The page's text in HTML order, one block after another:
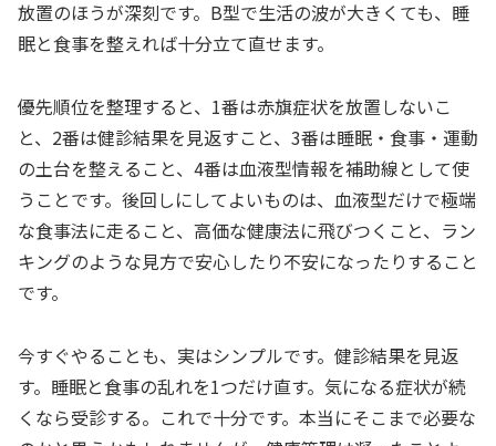
放置のほうが深刻です。B型で生活の波が大きくても、睡
眠と食事を整えれば十分立て直せます。
優先順位を整理すると、1番は赤旗症状を放置しないこ
と、2番は健診結果を見返すこと、3番は睡眠・食事・運動
の土台を整えること、4番は血液型情報を補助線として使
うことです。後回しにしてよいものは、血液型だけで極端
な食事法に走ること、高価な健康法に飛びつくこと、ラン
キングのような見方で安心したり不安になったりすること
です。
今すぐやることも、実はシンプルです。健診結果を見返
す。睡眠と食事の乱れを1つだけ直す。気になる症状が続
くなら受診する。これで十分です。本当にそこまで必要な